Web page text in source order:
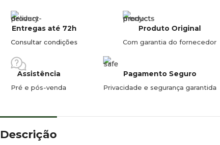
bateria em três fases, evita o esgotamento da bateria do
veículo ou otimiza o consumo com duas baterias.
– Vedação Superior: Tecnologia de vedação para
estanquidade excecional, conserva o frio e reduz o
consumo de energia.
Especificações Técnicas:
– Profundidade: 694 mm
Entregas até 72h
Consultar condições
Produto Original
Com garantia do fornecedor
Assistência
Pré e pós-venda
Pagamento Seguro
Privacidade e segurança garantida
Descrição